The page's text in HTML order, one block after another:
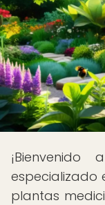
¡Bienvenido
especializado
plantas